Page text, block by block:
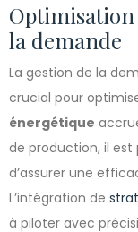
Optimisation
la demande
La gestion de la
crucial pour
énergétique
de production, il est
d’assurer une
L’intégration de
à piloter avec